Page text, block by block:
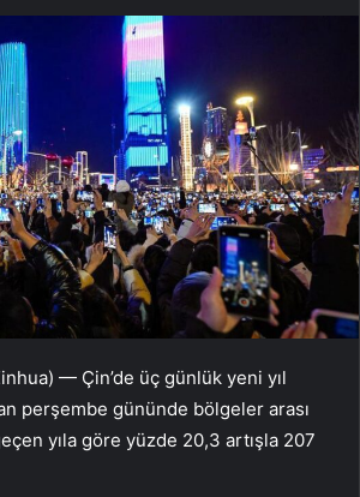
— Çin’de üç günlük yeni yıl
perşembe gününde bölgeler arası
yıla göre yüzde 20,3 artışla 207